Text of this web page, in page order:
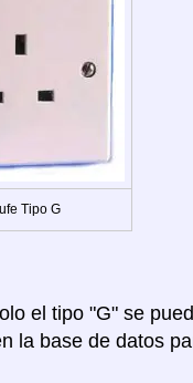
Tipo G
el tipo "G" se
la base de datos